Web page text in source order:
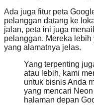
Ada juga fitur peta
pelanggan datang ke
jalan, peta ini juga
pelanggan. Mereka
yang alamatnya jelas.
Yang terpenting
atau lebih, kami
untuk bisnis Anda
yang mencari
halaman depan